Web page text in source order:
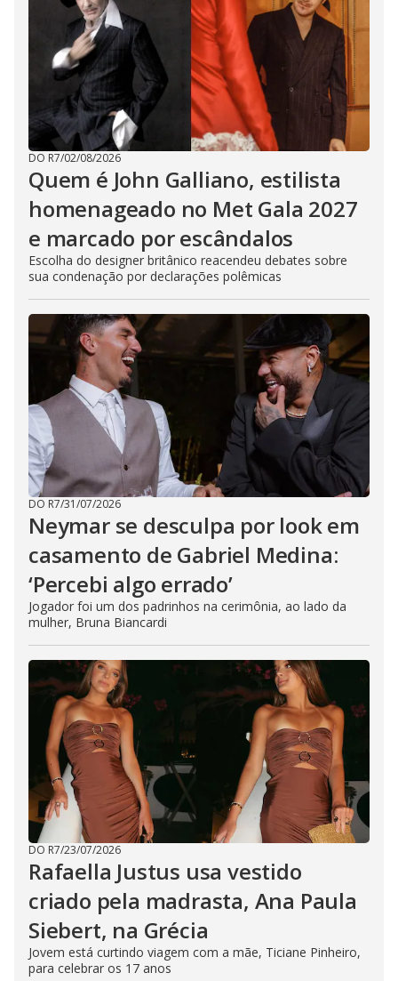
DO R7/02/08/2026
Quem é John Galliano, estilista
homenageado no Met Gala 2027
e marcado por escândalos
Escolha do designer britânico reacendeu debates sobre
sua condenação por declarações polêmicas
DO R7/31/07/2026
Neymar se desculpa por look em
casamento de Gabriel Medina:
‘Percebi algo errado’
Jogador foi um dos padrinhos na cerimônia, ao lado da
mulher, Bruna Biancardi
DO R7/23/07/2026
Rafaella Justus usa vestido
criado pela madrasta, Ana Paula
Siebert, na Grécia
Jovem está curtindo viagem com a mãe, Ticiane Pinheiro,
para celebrar os 17 anos